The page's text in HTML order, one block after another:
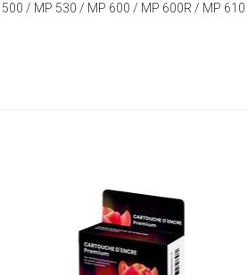
/ MP 530 / MP 600 / MP 600R / MP